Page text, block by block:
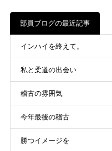
部員ブログの最近記事
インハイを終えて。
私と柔道の出会い
稽古の雰囲気
今年最後の稽古
勝つイメージを